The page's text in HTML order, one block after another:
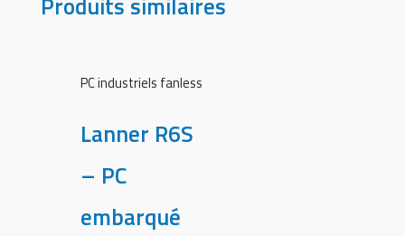
PC industriels fanless
Lanner R6S
– PC
embarqué